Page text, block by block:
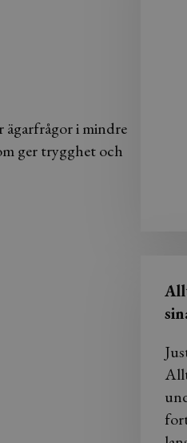
ägarfrågor i mindre
ger trygghet och